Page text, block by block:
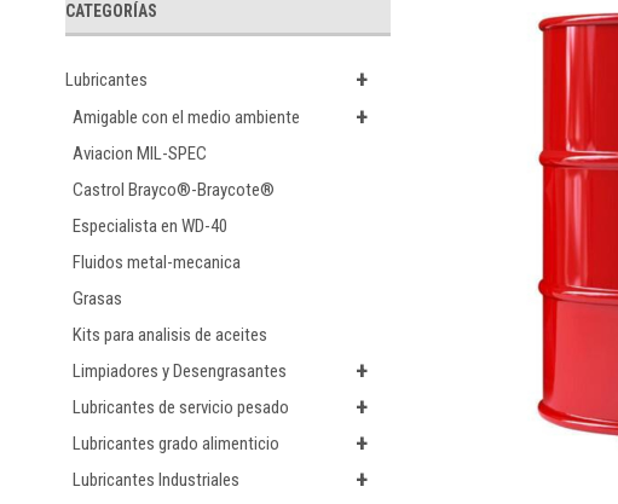
CATEGORÍAS
+
Lubricantes
+
Amigable con el medio ambiente
Aviacion MIL-SPEC
Castrol Brayco®-Braycote®
Especialista en WD-40
Fluidos metal-mecanica
Grasas
Kits para analisis de aceites
+
Limpiadores y Desengrasantes
+
Lubricantes de servicio pesado
+
Lubricantes grado alimenticio
+
Lubricantes Industriales